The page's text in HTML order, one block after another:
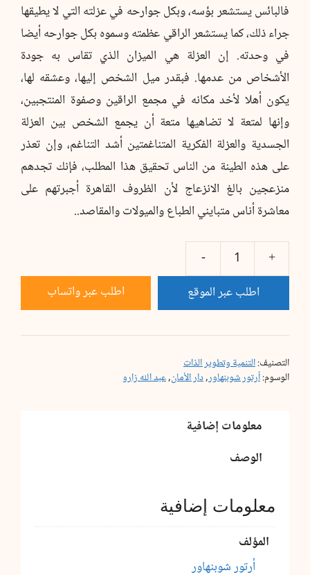
فالبائس يستشعر بؤسه، وبكل جوارحه في عزلته التي لا يطيقها
جراء ذلك، كما يستشعر الراقي عظمته وسموه بكل جوارحه أيضا
في وحدته. إن العزلة هي الميزان الذي تقاس به جودة
الأشخاص من عدمها. فبقدر ميل الشخص إليها، وعشقه لها،
يكون أهلا لأخد مكانه في مجمع الراقين وصفوة المنتجبين،
وإنها لمتعة لا تضاهيها متعة أن يجمع الشخص بين العزلة
الجسدية والعزلة الفكرية المتناغمتين أشد التناغم، وإن تعذر
على هذه الطينة من الناس تحقيق هذا المطلب، فإنك تجدهم
منزعجين بالغ الانزعاج لأن الظروف القاهرة أجبرتهم على
معاشرة أناس متبايني الطباع والميولات والمقاصد..
كمية
اطلب عبر الموقع اطلب عبر واتساب
التصنيف:التنمية وتطوير الذات
الوسوم:أرتور شوبنهاور,دار الأمان,عبد الله زارو
معلومات إضافية
الوصف
معلومات إضافية
المؤلف
أرتور شوبنهاور